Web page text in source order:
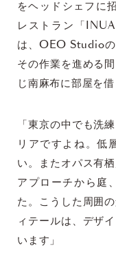
をヘッドシェフに
レストラン「
は、OEO Studioの
その作業を進める
じ南麻布に部屋を
「東京の中でも洗
リアですよね。低
い。またオパス有
アプローチから庭
た。こうした周囲
ィテールは、デザ
います」